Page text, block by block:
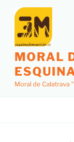
contenido
MORAL
Moral de Calatrava